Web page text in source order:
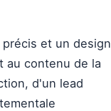
et un design
au contenu de la
d'un lead